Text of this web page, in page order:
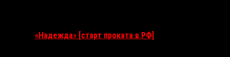
«Надежда» [старт проката в РФ]